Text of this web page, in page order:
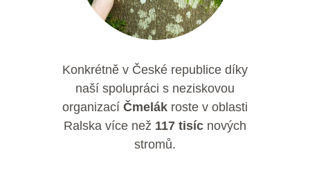
Konkrétně v České republice díky
naší spolupráci s neziskovou
organizací Čmelák roste v oblasti
Ralska více než 117 tisíc nových
stromů.